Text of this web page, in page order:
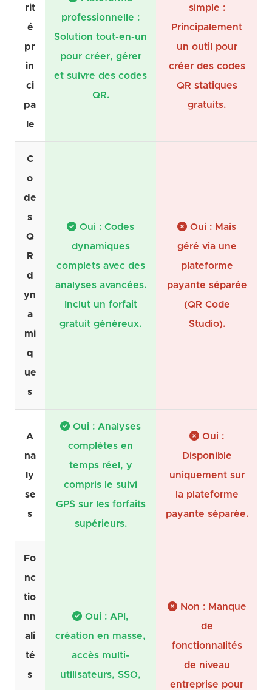
rit
é
pr
in
ci
pa
le
professionnelle :
Solution tout-en-un
pour créer, gérer
et suivre des codes
QR.
simple :
Principalement
un outil pour
créer des codes
QR statiques
gratuits.
C
o
de
s
Q
R
d
yn
a
mi
q
ue
s
Oui : Codes
dynamiques
complets avec des
analyses avancées.
Inclut un forfait
gratuit généreux.
Oui : Mais
géré via une
plateforme
payante séparée
(QR Code
Studio).
A
na
ly
se
s
Oui : Analyses
complètes en
temps réel, y
compris le suivi
GPS sur les forfaits
supérieurs.
Oui :
Disponible
uniquement sur
la plateforme
payante séparée.
Fo
nc
tio
nn
ali
té
s
Oui : API,
création en masse,
accès multi-
utilisateurs, SSO,
Non : Manque
de
fonctionnalités
de niveau
entreprise pour